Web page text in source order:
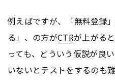
例えばですが、「無料登録
る」、の方がCTRが上がる
っても、どういう仮説が良
いないとテストをするのも